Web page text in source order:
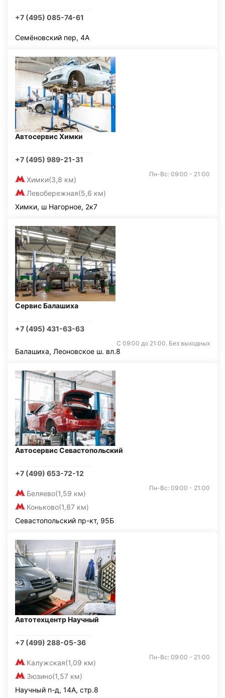
+7 (495) 085-74-61
Семёновский пер, 4А
Автосервис Химки
+7 (495) 989-21-31
Химки(3,8 км)
Левобережная(5,6 км)
Пн-Вс: 09:00 - 21:00
Химки, ш Нагорное, 2к7
Сервис Балашиха
+7 (495) 431-63-63
С 09:00 до 21:00. Без выходных
Балашиха, Леоновское ш. вл.8
Автосервис Севастопольский
+7 (499) 653-72-12
Беляево(1,59 км)
Коньково(1,87 км)
Пн-Вс: 09:00 - 21:00
Севастопольский пр-кт, 95Б
Автотехцентр Научный
+7 (499) 288-05-36
Калужская(1,09 км)
Зюзино(1,57 км)
Пн-Вс: 09:00 - 21:00
Научный п-д, 14А, стр.8